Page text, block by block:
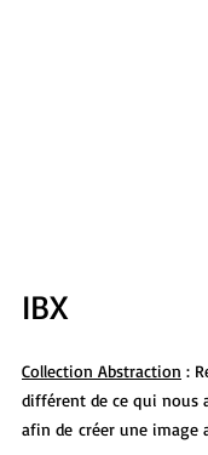
IBX
Collection Abstraction :
différent de ce qui nous
afin de créer une image